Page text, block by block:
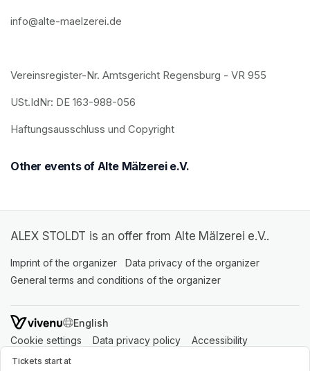
Tickets start at
info@alte-maelzerei.de
Vereinsregister-Nr. Amtsgericht Regensburg - VR 955
USt.IdNr: DE 163-988-056
Haftungsausschluss und Copyright
Other events of Alte Mälzerei e.V.
ALEX STOLDT is an offer from Alte Mälzerei e.V..
Imprint of the organizer (opens in a new tab)
Data privacy of the organizer
General terms and conditions of the organizer
SWITCH LANGUAGE
Cookie settings (opens in a new tab)
Data privacy policy (opens in a new tab)
Accessibility
Support(opens in a new tab)